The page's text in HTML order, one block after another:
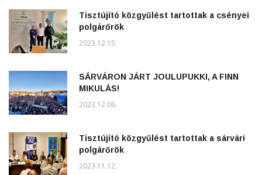
Tisztújító közgyűlést tartottak a csényei
polgárőrök
2023.12.15.
SÁRVÁRON JÁRT JOULUPUKKI, A FINN
MIKULÁS!
2023.12.06.
Tisztújító közgyűlést tartottak a sárvári
polgárőrök
2023.11.12.